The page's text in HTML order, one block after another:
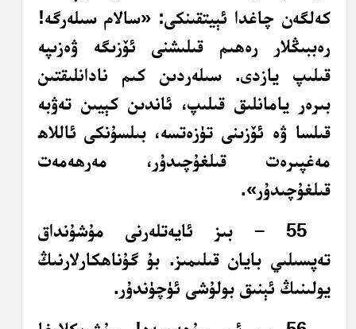
كەلگەن چاغدا ئېيتقىنكى: «سالام سىلەرگە!
رەببىڭلار رەھىم قىلىشنى ئۆزىگە ۋەزىپە
قىلىپ يازدى. سىلەردىن كىم نادانلىقتىن
بىرەر يامانلىق قىلىپ، ئاندىن كېيىن تەۋبە
قىلسا ۋە ئۆزىنى تۈزەتسە، بىلسۇنكى ئاللاھ
مەغپىرەت قىلغۇچىدۇر، مەرھەمەت
قىلغۇچىدۇر».
55 – بىز ئايەتلەرنى مۇشۇنداق
تەپسىلىي بايان قىلىمىز. بۇ گۇناھكارلارنىڭ
يولىنىڭ ئېنىق بولۇشى ئۈچۈندۇر.